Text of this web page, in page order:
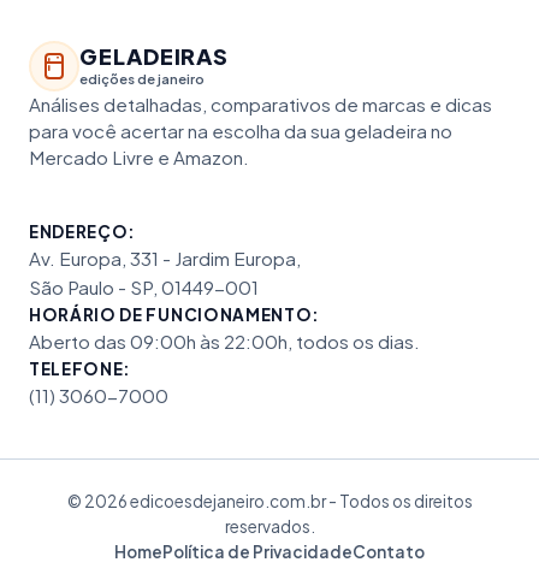
GELADEIRAS
edições de janeiro
Análises detalhadas, comparativos de marcas e dicas
para você acertar na escolha da sua geladeira no
Mercado Livre e Amazon.
ENDEREÇO:
Av. Europa, 331 - Jardim Europa,
São Paulo - SP, 01449-001
HORÁRIO DE FUNCIONAMENTO:
Aberto das 09:00h às 22:00h, todos os dias.
TELEFONE:
(11) 3060-7000
© 2026 edicoesdejaneiro.com.br - Todos os direitos
reservados.
HomePolítica de PrivacidadeContato